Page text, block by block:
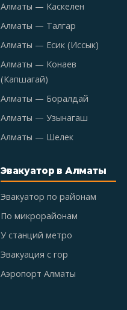
Алматы — Каскелен
Алматы — Талгар
Алматы — Есик (Иссык)
Алматы — Конаев
(Капшагай)
Алматы — Боралдай
Алматы — Узынагаш
Алматы — Шелек
Эвакуатор в Алматы
Эвакуатор по районам
По микрорайонам
У станций метро
Эвакуация с гор
Аэропорт Алматы